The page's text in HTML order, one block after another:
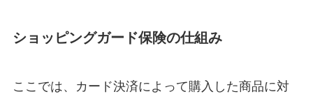
ショッピングガード保険の仕組み
ここでは、カード決済によって購入した商品に対